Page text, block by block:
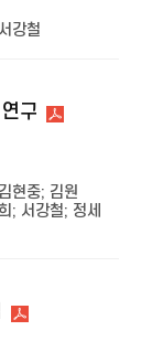
서강철
구
김현중; 김원
; 서강철; 정세